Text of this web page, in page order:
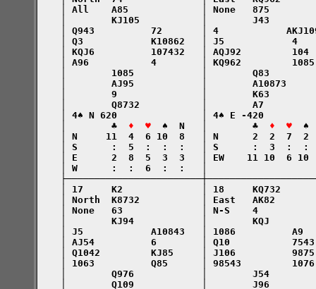
│ All    A85             │ None   875
│        KJ105           │        J43
│ Q943          72       │ 4
│ Q3            K10862   │ J5            4
│ KQJ6          107432   │ AQJ92
│ A96           4        │ KQ962
│        1085            │        Q83
│        AJ95            │        A10873
│        9               │        K63
│        Q8732           │        A7
│ 4♠ N 620               │ 4♠ E -420
    │        ♣
♦  ♥
  ♠  N   │        ♣
♦  ♥
♠
│ N     11  4  6 10  8   │ N      2  2  7
│ S      :  5  :  :  :   │ S      :  3  :
│ E      2  8  5  3  3   │ EW    11 10  6
│ W      :  :  6  :  :   │
│ 17     K2              │ 18     KQ732
│ North  K8732           │ East   AK82
│ None   63              │ N-S    4
│        KJ94            │        KQJ
│ J5            A10843   │ 1086          A9
│ AJ54          6        │ Q10
│ Q1042         KJ85     │ J106
│ 1063          Q85      │ 98543
│        Q976            │        J54
│        Q109            │        J96